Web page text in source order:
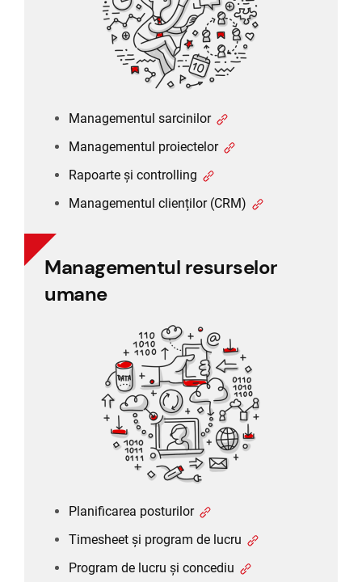
Managementul sarcinilor
Managementul proiectelor
Rapoarte și controlling
Managementul clienților (CRM)
Managementul clienților (CRM)
Managementul resurselor
umane
Planificarea posturilor
Timesheet și program de lucru
Program de lucru și concediu
Managementul resurselor
Planificarea posturilor
Timesheet și program de lucru
Program de lucru și concediu
Recrutare și selecție